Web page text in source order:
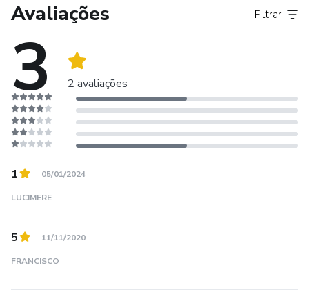
Avaliações
3 2 avaliações
Filtrar
1 05/01/2024
LUCIMERE
5 11/11/2020
FRANCISCO